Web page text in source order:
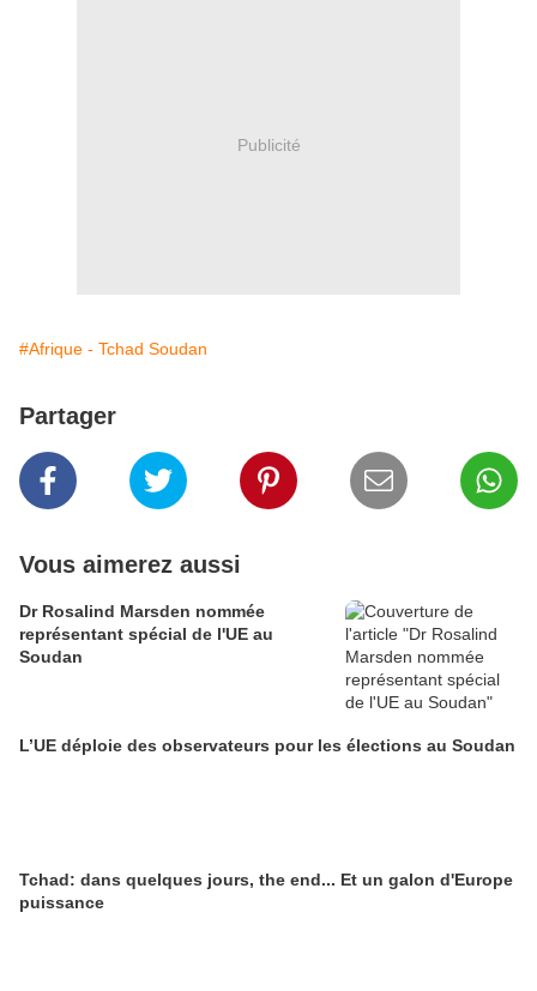
Publicité
#Afrique - Tchad Soudan
Partager
Vous aimerez aussi
Dr Rosalind Marsden nommée
représentant spécial de l'UE au
Soudan
L’UE déploie des observateurs pour les élections au Soudan
Tchad: dans quelques jours, the end... Et un galon d'Europe
puissance